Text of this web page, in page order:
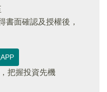
書面確認及授權後，
把握投資先機